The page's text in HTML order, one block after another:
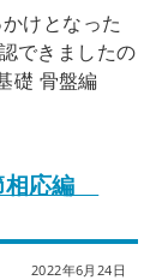
けとなった
できましたの
礎 骨盤編
相応編
2022年6月24日